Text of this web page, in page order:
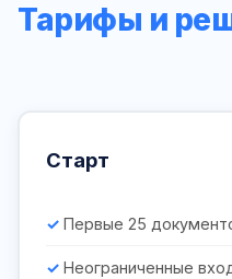
Тарифы и
Старт
Первые 25
Неограниченные